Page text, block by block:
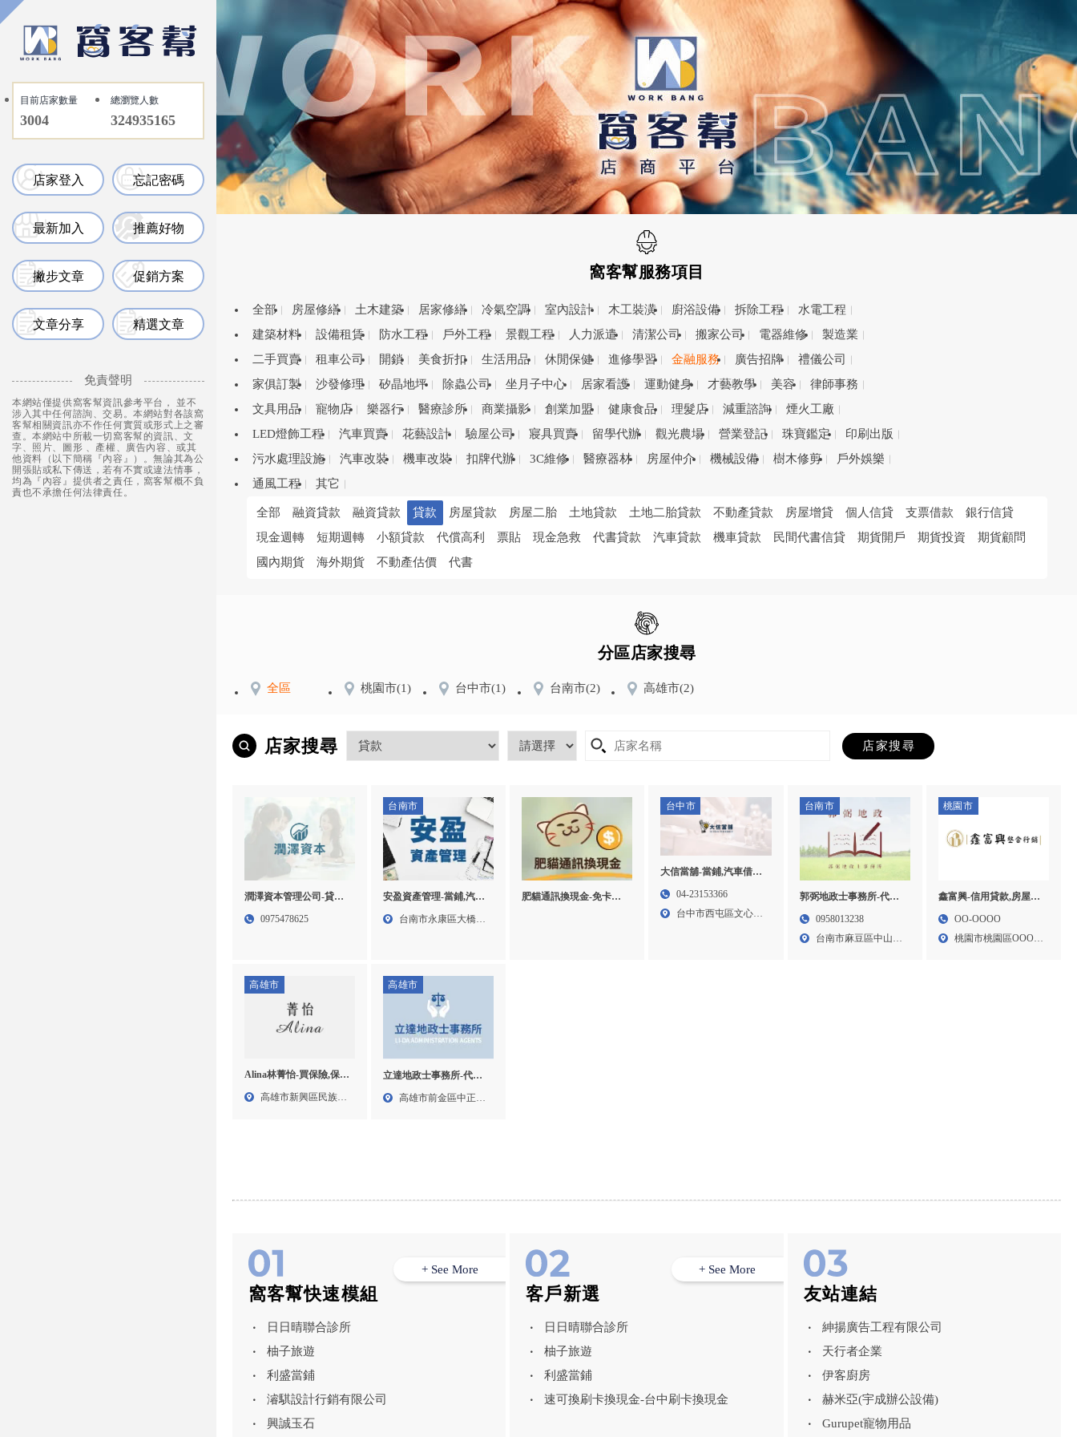
目前店家數量
3004
總瀏覽人數
324935165
店家登入 忘記密碼
最新加入 推薦好物
撇步文章 促銷方案
文章分享 精選文章
免責聲明
本網站僅提供窩客幫資訊參考平台， 並不
涉入其中任何諮詢、交易。本網站對各該窩
客幫相關資訊亦不作任何實質或形式上之審
查。本網站中所載一切窩客幫的資訊、文
字、照片、圖形 、產權、廣告內容、或其
他資料（以下簡稱『內容』）。無論其為公
開張貼或私下傳送，若有不實或違法情事，
均為『內容』提供者之責任，窩客幫概不負
責也不承擔任何法律責任。
窩客幫服務項目
全部 房屋修繕 土木建築 居家修繕 冷氣空調 室內設計 木工裝潢 廚浴設備 拆除工程
水電工程
建築材料
設備租賃 防水工程 戶外工程 景觀工程 人力派遣 清潔公司 搬家公司 電器維修
製造業
二手買賣
租車公司 開鎖 美食折扣 生活用品 休閒保健 進修學習 金融服務 廣告招牌
禮儀公司
家俱訂製
沙發修理 矽晶地坪 除蟲公司 坐月子中心 居家看護 運動健身 才藝教學 美容
律師事務
文具用品
寵物店 樂器行 醫療診所 商業攝影 創業加盟 健康食品 理髮店 減重諮詢
煙火工廠
LED燈飾工程
汽車買賣 花藝設計 驗屋公司 寢具買賣 留學代辦 觀光農場 營業登記 珠寶鑑定
印刷出版
污水處理設施
汽車改裝 機車改裝 扣牌代辦 3C維修 醫療器材 房屋仲介 機械設備 樹木修剪
戶外娛樂
通風工程
其它
全部 融資貸款 融資貸款 貸款 房屋貸款 房屋二胎 土地貸款 土地二胎貸款 不動產貸款 房屋增貸 個人信貸 支票借款
銀行信貸
現金週轉
短期週轉 小額貸款 代償高利 票貼 現金急救 代書貸款 汽車貸款 機車貸款 民間代書信貸 期貨開戶 期貨投資
期貨顧問
國內期貨
海外期貨 不動產估價 代書
分區店家搜尋
全區 桃園市(1) 台中市(1) 台南市(2) 高雄市(2)
店家搜尋
潤澤資本管理公司-貸款
公司,貸款公司推薦,台中
0975478625
台南市
安盈資產管理-當鋪,汽車
借款,機車借款,免留車借
台南市永康區大橋三
肥貓通訊換現金-免卡換
台中市
大信當舖-當鋪,汽車借款,
機車借款,台中汽車借款,
車借款,西屯區汽車借款
04-23153366
台中市西屯區文心路
台南市
郭弼地政士事務所-代書
推薦,代書事務所,台南代
麻豆區代書推薦
0958013238
台南市麻豆區中山路
桃園市
鑫富興-信用貸款,房屋貸
款,房屋貸款代辦,桃園信
OO-OOOO
桃園市桃園區OOO路
高雄市
Alina林菁怡-買保險,保險
業務推薦,高雄買保險,新
高雄市新興區民族二
高雄市
立達地政士事務所-代書,
代書事務所,高雄代書,前
高雄市前金區中正四
窩客幫快速模組
日日晴聯合診所
柚子旅遊
利盛當鋪
濬騏設計行銷有限公司
興誠玉石
+ See More
客戶新選
日日晴聯合診所
柚子旅遊
利盛當鋪
速可換刷卡換現金-台中刷卡換現金
+ See More
友站連結
紳揚廣告工程有限公司
天行者企業
伊客廚房
赫米亞(宇成辦公設備)
Gurupet寵物用品